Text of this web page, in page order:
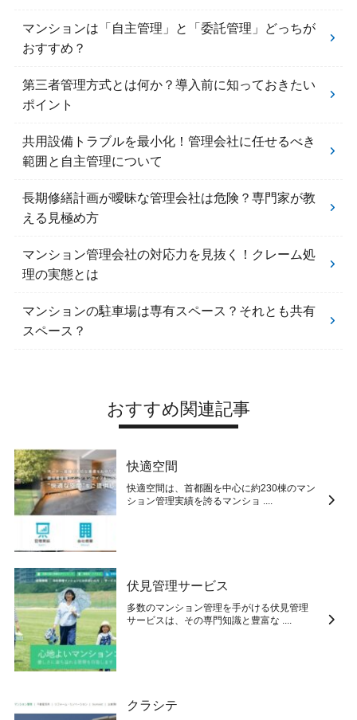
マンションは「自主管理」と「委託管理」どっちが
おすすめ？
第三者管理方式とは何か？導入前に知っておきたい
ポイント
共用設備トラブルを最小化！管理会社に任せるべき
範囲と自主管理について
長期修繕計画が曖昧な管理会社は危険？専門家が教
える見極め方
マンション管理会社の対応力を見抜く！クレーム処
理の実態とは
マンションの駐車場は専有スペース？それとも共有
スペース？
おすすめ関連記事
快適空間
快適空間は、首都圏を中心に約230棟のマン
ション管理実績を誇るマンショ ....
伏見管理サービス
多数のマンション管理を手がける伏見管理
サービスは、その専門知識と豊富な ....
クラシテ